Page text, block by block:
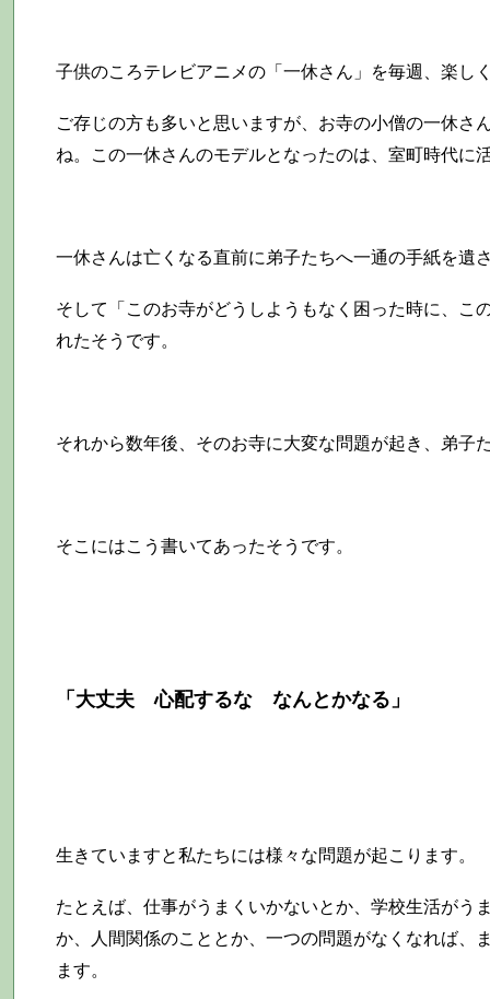
子供のころテレビアニメの「一休さん」を毎週、楽し
ご存じの方も多いと思いますが、お寺の小僧の一休
ね。この一休さんのモデルとなったのは、室町時代に
一休さんは亡くなる直前に弟子たちへ一通の手紙を遺
そして「このお寺がどうしようもなく困った時に、こ
れたそうです。
それから数年後、そのお寺に大変な問題が起き、弟子
そこにはこう書いてあったそうです。
「大丈夫 心配するな なんとかなる」
生きていますと私たちには様々な問題が起こります。
たとえば、仕事がうまくいかないとか、学校生活がう
か、人間関係のこととか、一つの問題がなくなれば、
ます。